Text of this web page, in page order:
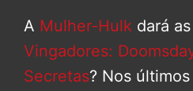
A Mulher-Hulk dará
Vingadores:
Secretas? Nos